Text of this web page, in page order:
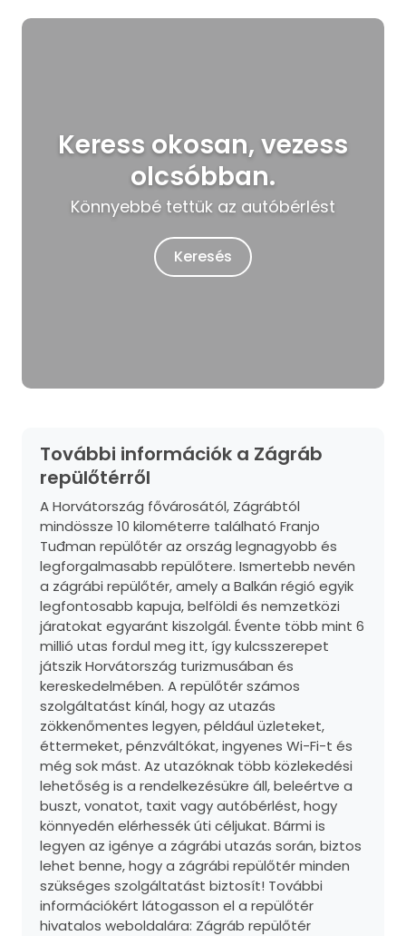
Keress okosan, vezess
olcsóbban.
Könnyebbé tettük az autóbérlést
Keresés
További információk a Zágráb
repülőtérről
A Horvátország fővárosától, Zágrábtól
mindössze 10 kilométerre található Franjo
Tuđman repülőtér az ország legnagyobb és
legforgalmasabb repülőtere. Ismertebb nevén
a zágrábi repülőtér, amely a Balkán régió egyik
legfontosabb kapuja, belföldi és nemzetközi
járatokat egyaránt kiszolgál. Évente több mint 6
millió utas fordul meg itt, így kulcsszerepet
játszik Horvátország turizmusában és
kereskedelmében. A repülőtér számos
szolgáltatást kínál, hogy az utazás
zökkenőmentes legyen, például üzleteket,
éttermeket, pénzváltókat, ingyenes Wi-Fi-t és
még sok mást. Az utazóknak több közlekedési
lehetőség is a rendelkezésükre áll, beleértve a
buszt, vonatot, taxit vagy autóbérlést, hogy
könnyedén elérhessék úti céljukat. Bármi is
legyen az igénye a zágrábi utazás során, biztos
lehet benne, hogy a zágrábi repülőtér minden
szükséges szolgáltatást biztosít! További
információkért látogasson el a repülőtér
hivatalos weboldalára: Zágráb repülőtér